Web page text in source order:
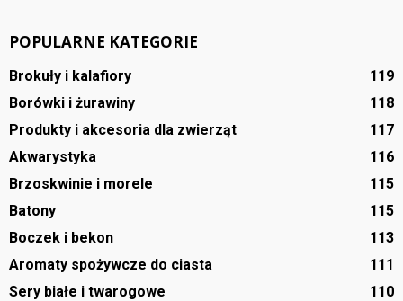
POPULARNE KATEGORIE
Brokuły i kalafiory
119
Borówki i żurawiny
118
Produkty i akcesoria dla zwierząt
117
Akwarystyka
116
Brzoskwinie i morele
115
Batony
115
Boczek i bekon
113
Aromaty spożywcze do ciasta
111
Sery białe i twarogowe
110